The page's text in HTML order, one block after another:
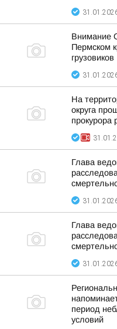
Внимание
Пермском
грузовиков
На
округа
прокурора
Глава
Глава
период
условий